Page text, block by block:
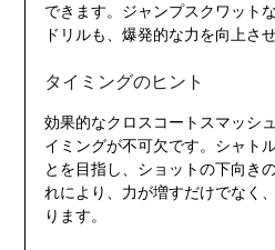
できます。ジャンプスクワット
ドリルも、爆発的な力を向上さ
タイミングのヒント
効果的なクロスコートスマッシ
イミングが不可欠です。シャト
とを目指し、ショットの下向き
れにより、力が増すだけでなく
ります。